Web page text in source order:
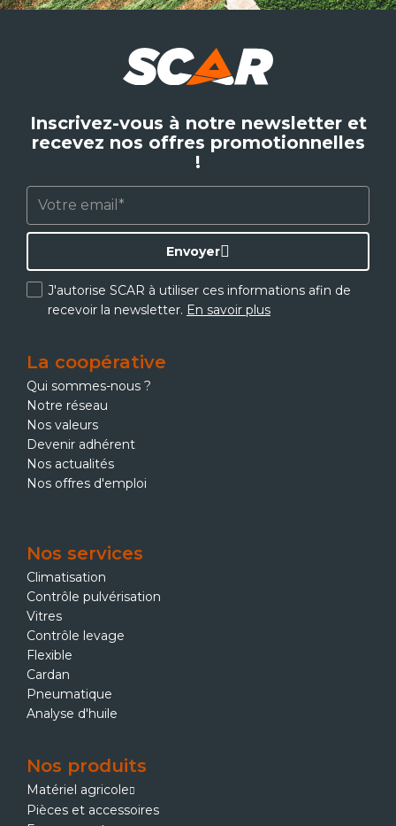
Inscrivez-vous à notre newsletter et
recevez nos offres promotionnelles
!
J'autorise SCAR à utiliser ces informations afin de
recevoir la newsletter. En savoir plus
Envoyer
La coopérative
Qui sommes-nous ?
Notre réseau
Nos valeurs
Devenir adhérent
Nos actualités
Nos offres d'emploi
Nos services
Climatisation
Contrôle pulvérisation
Vitres
Contrôle levage
Flexible
Cardan
Pneumatique
Analyse d'huile
Nos produits
Matériel agricole
Pièces et accessoires